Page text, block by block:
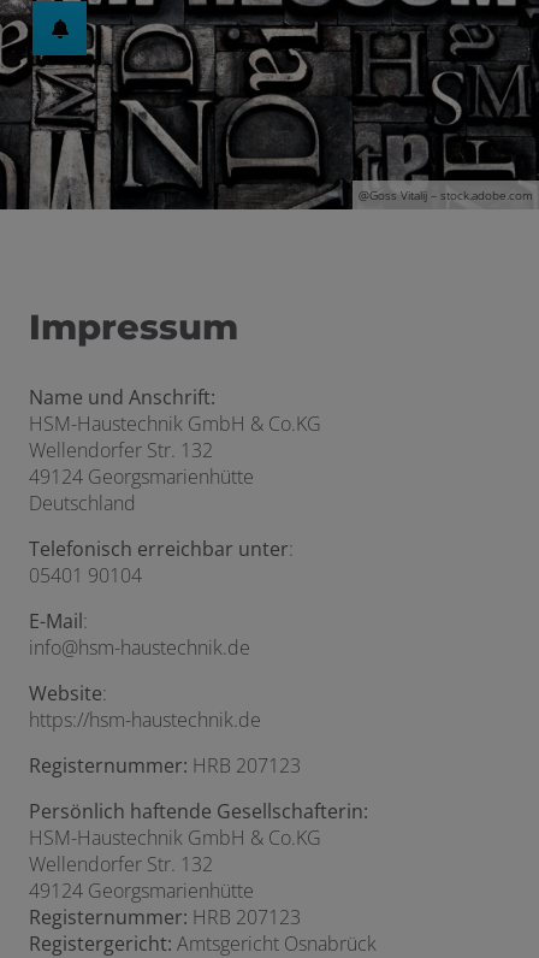
@Goss Vitalij – stock.adobe.com
Impressum
Name und Anschrift:
HSM-Haustechnik GmbH & Co.KG
Wellendorfer Str. 132
49124 Georgsmarienhütte
Deutschland
Telefonisch erreichbar unter:
05401 90104
E-Mail:
info@hsm-haustechnik.de
Website:
https://hsm-haustechnik.de
Registernummer: HRB 207123
Persönlich haftende Gesellschafterin:
HSM-Haustechnik GmbH & Co.KG
Wellendorfer Str. 132
49124 Georgsmarienhütte
Registernummer: HRB 207123
Registergericht: Amtsgericht Osnabrück
und schließen